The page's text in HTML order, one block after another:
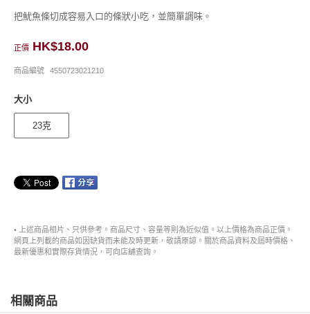
把魷魚條切成容易入口的條狀小吃，並簡單調味。
正價 HK$18.00
商品編號 4550723021210
大小
23克
• 上述商品相片、只供參考。商品尺寸、容量等則為近似值。以上價格為商品正價。
網頁上列載的商品如因缺貨而未能及時更新，敬請原諒。關於商品資料及屆時價格、
最新優惠和實際存貨情況，可向店舖查詢。
相關商品